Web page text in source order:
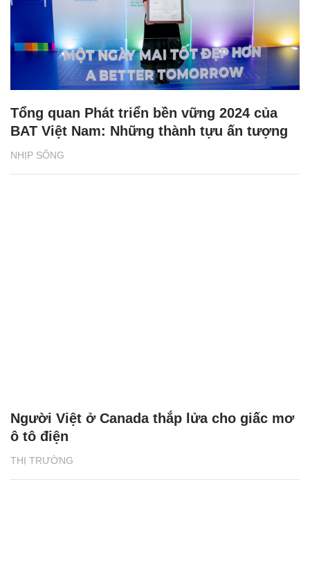
NHỊP SỐNG
Tổng quan Phát triển bền vững 2024 của
BAT Việt Nam: Những thành tựu ấn tượng
THỊ TRƯỜNG
Người Việt ở Canada thắp lửa cho giấc mơ
ô tô điện